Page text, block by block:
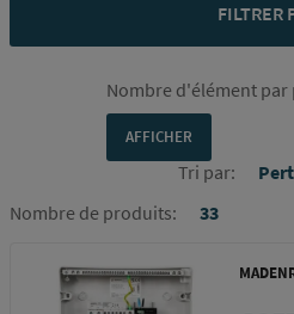
FILTRER
Nombre de produits: 33
Nombre d'élément par
Tri par: